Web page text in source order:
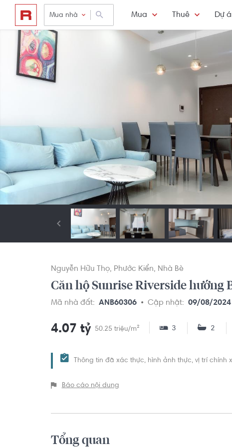
Mua nhà Mua Thuê Dự
Nguyễn Hữu Thọ Phước Kiển Nhà Bè
Căn hộ Sunrise Riverside hướng
Mã nhà đất: ANB60306 Cập nhật: 09/08/2024
4.07 tỷ 50.25 triệu/m² 3 2
Thông tin đã xác thực, hình ảnh thực, vị trí chính
Báo cáo nội dung
Tổng quan